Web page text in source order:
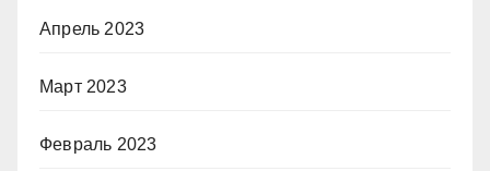
Апрель 2023
Март 2023
Февраль 2023